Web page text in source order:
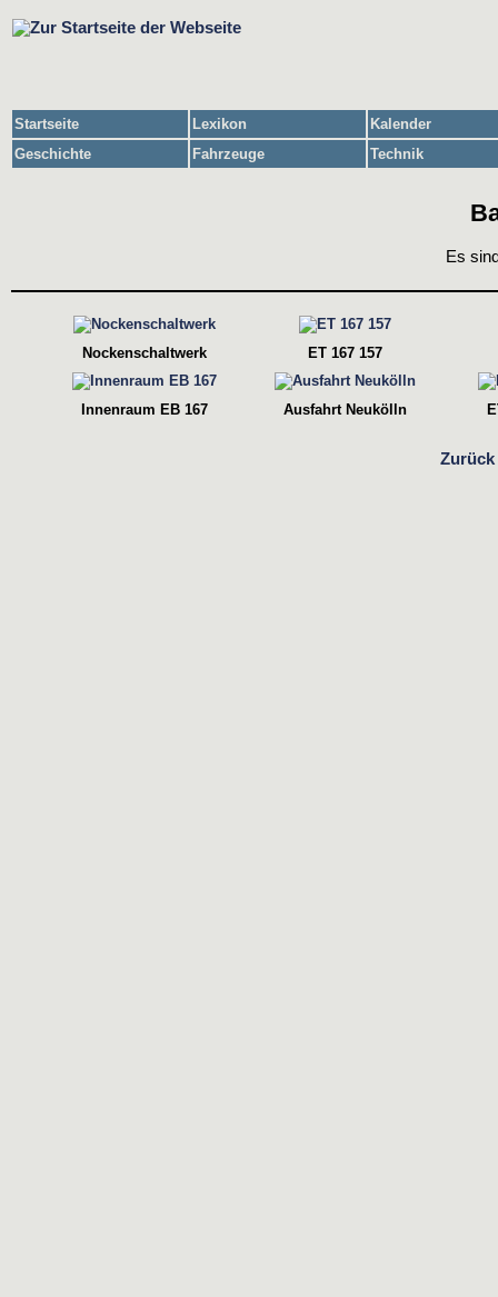
Startseite Lexikon
Kalender
Geschichte
Fahrzeuge Technik
Es
Nockenschaltwerk ET 167 157
Innenraum EB 167 Ausfahrt Neukölln
Zurück